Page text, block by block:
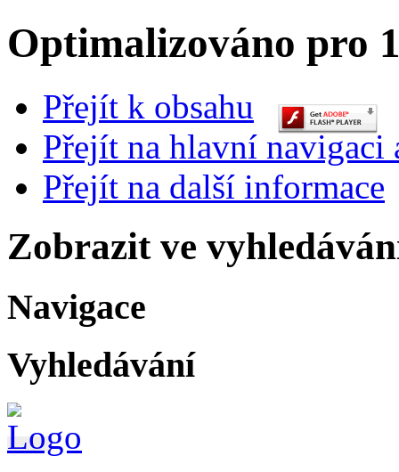
Optimalizováno pro
Přejít k obsahu
Přejít na hlavní navigaci
Přejít na další informace
Zobrazit ve
Navigace
Vyhledávání